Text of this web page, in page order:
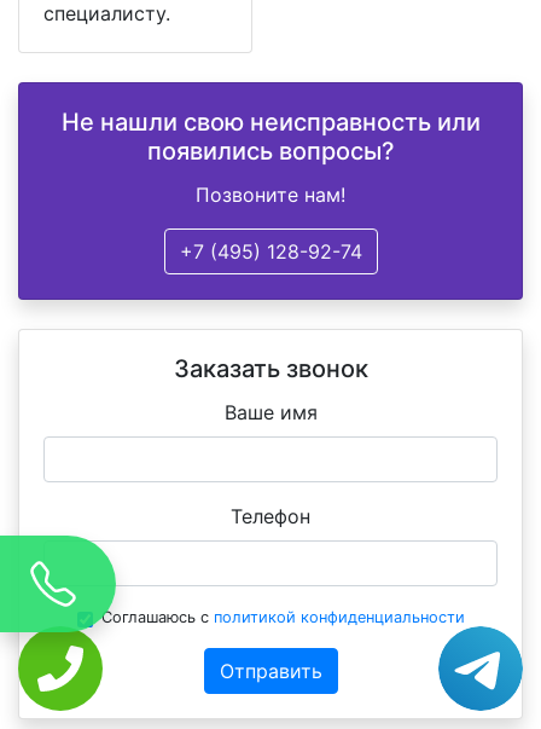
специалисту.
Не нашли свою неисправность или
появились вопросы?
Позвоните нам!
+7 (495) 128-92-74
Заказать звонок
Ваше имя
Телефон
Соглашаюсь с политикой конфиденциальности
Отправить